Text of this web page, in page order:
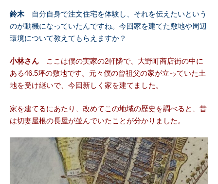
鈴木自分自身で注文住宅を体験し、それを伝えたいという
のが動機になっていたんですね。今回家を建てた敷地や周辺
環境について教えてもらえますか？
小林さん ここは僕の実家の2軒隣で、大野町商店街の中に
ある46.5坪の敷地です。元々僕の曾祖父の家が立っていた土
地を受け継いで、今回新しく家を建てました。
家を建てるにあたり、改めてこの地域の歴史を調べると、昔
は切妻屋根の長屋が並んでいたことが分かりました。